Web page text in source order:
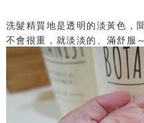
洗髮精質地是透明的淡黃色，
不會很重，就淡淡的、滿舒服